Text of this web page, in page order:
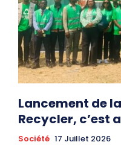
Lancement de
Recycler, c’est
Société 17 Juillet 2026